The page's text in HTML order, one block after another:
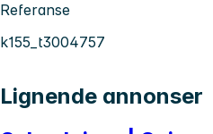
Referanse
k155_t3004757
Lignende annonser